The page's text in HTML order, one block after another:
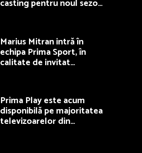
casting pentru noul sezon
Marius Mitran intră în
echipa Prima Sport, în
calitate de invitat
Prima Play este acum
disponibilă pe majoritatea
televizoarelor din